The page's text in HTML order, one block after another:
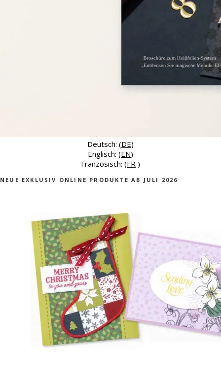
Deutsch: (DE)
Englisch: (EN)
Französisch: (FR )
NEUE EXKLUSIV ONLINE PRODUKTE AB JULI 2026